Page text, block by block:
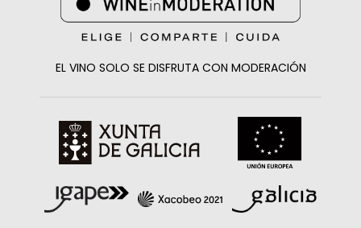
EL VINO SOLO SE DISFRUTA CON MODERACIÓN